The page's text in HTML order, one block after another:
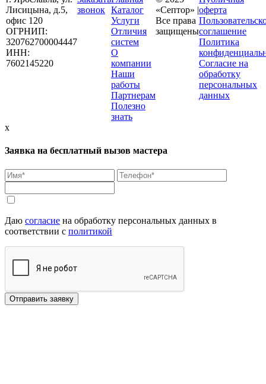
Лисицына, д.5,
офис 120
ОГРНИП:
320762700004447
ИНН:
7602145220
звонок Каталог
Услуги
Отличия
систем
О
компании
Наши
работы
Партнерам
Полезно
знать
«Септор» |
Все права
защищены
оферта
соглашение
Политика
Согласие на
обработку
персональных
данных
x
Заявка на бесплатный вызов мастера
Даю согласие на обработку персональных данных в
соответствии с политикой
Отправить заявку